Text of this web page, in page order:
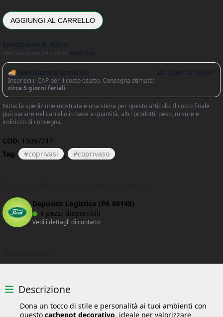
AGGIUNGI AL CARRELLO
Destinazione: PA – IT —
🚚 Spedizione a domicilio
Inserisci il CAP per il costo esatto. Consegna stimata:
circa 5 giorni feriali
Nota: la spedizione mostrata è una stima per questo articolo. Il costo finale
può variare nel carrello in base a quantità, altri prodotti, peso, misure e
indirizzo di consegna.
COD: 10067717
Tag:
coprivasi , coprivaso
Deposito Logistico (PA 90145)
4 pezzi disponibili
Vedi i dettagli di contatto
Descrizione
Dona un tocco di stile e personalità ai tuoi ambienti con
questo cachepot decorativo, ideale per valorizzare